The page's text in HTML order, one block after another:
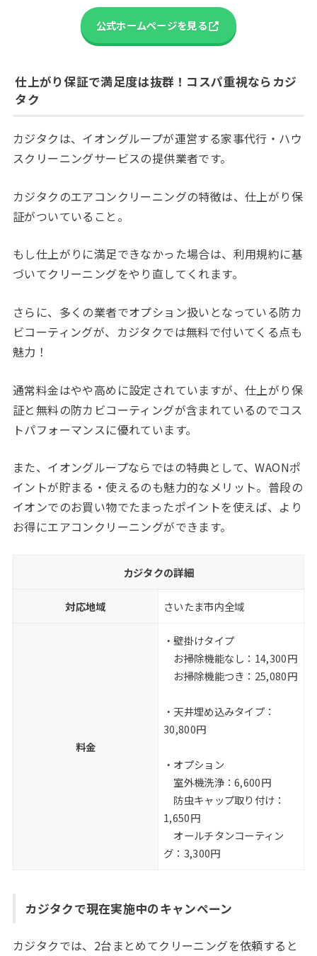
公式ホームページを見る
仕上がり保証で満足度は抜群！コスパ重視ならカジ
タク
カジタクは、イオングループが運営する家事代行・ハウ
スクリーニングサービスの提供業者です。
カジタクのエアコンクリーニングの特徴は、仕上がり保
証がついていること。
もし仕上がりに満足できなかった場合は、利用規約に基
づいてクリーニングをやり直してくれます。
さらに、多くの業者でオプション扱いとなっている防カ
ビコーティングが、カジタクでは無料で付いてくる点も
魅力！
通常料金はやや高めに設定されていますが、仕上がり保
証と無料の防カビコーティングが含まれているのでコス
トパフォーマンスに優れています。
また、イオングループならではの特典として、WAONポ
イントが貯まる・使えるのも魅力的なメリット。普段の
イオンでのお買い物でたまったポイントを使えば、より
お得にエアコンクリーニングができます。
カジタクの詳細
対応地域 さいたま市内全域
料金
・壁掛けタイプ
お掃除機能なし：14,300円
お掃除機能つき：25,080円
・天井埋め込みタイプ：
30,800円
・オプション
室外機洗浄：6,600円
防虫キャップ取り付け：
1,650円
オールチタンコーティン
グ：3,300円
カジタクで現在実施中のキャンペーン
カジタクでは、2台まとめてクリーニングを依頼すると